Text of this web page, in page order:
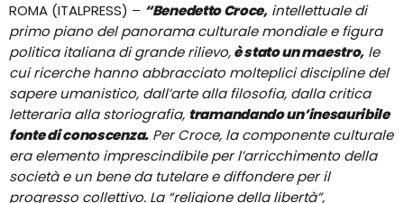
ROMA (ITALPRESS) – “Benedetto Croce,intellettuale di
primo piano del panorama culturale mondiale e figura
politica italiana di grande rilievo,è stato un maestro, le
cui ricerche hanno abbracciato molteplici discipline del
sapere umanistico, dall’arte alla filosofia, dalla critica
letteraria alla storiografia, tramandando un’inesauribile
fonte di conoscenza. Per Croce, la componente culturale
era elemento imprescindibile per l’arricchimento della
società e un bene da tutelare e diffondere per il
progresso collettivo. La “religione della libertà”,